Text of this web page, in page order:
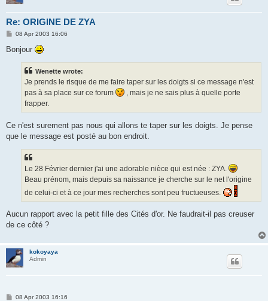
Re: ORIGINE DE ZYA
P
s
08 Apr 2003 16:06
Bonjour
Wenette wrote:
Je prends le risque de me faire taper sur les doigts si ce message n'est
pas à sa place sur ce forum
, mais je ne sais plus à quelle porte
frapper.
Ce n'est surement pas nous qui allons te taper sur les doigts. Je pense
que le message est posté au bon endroit.
Le 28 Février dernier j'ai une adorable nièce qui est née : ZYA.
Beau prénom, mais depuis sa naissance je cherche sur le net l'origine
de celui-ci et à ce jour mes recherches sont peu fructueuses.
Aucun rapport avec la petit fille des Cités d'or. Ne faudrait-il pas creuser
de ce côté ?
kokoyaya
Admin
P08 Apr 2003 16:16